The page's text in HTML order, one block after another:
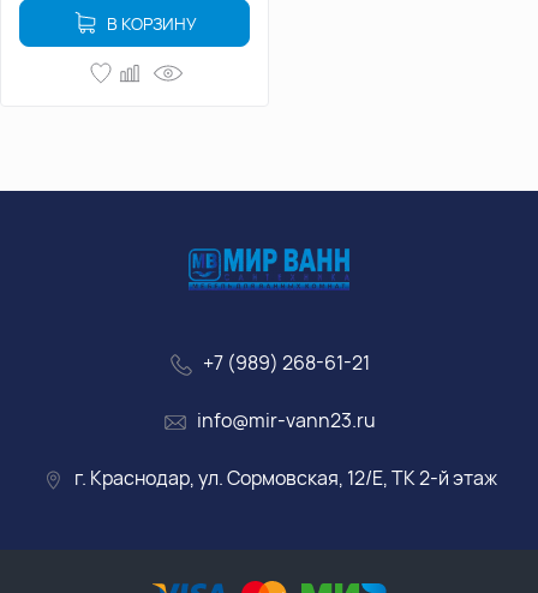
В КОРЗИНУ
+7 (989) 268-61-21
info@mir-vann23.ru
г. Краснодар, ул. Сормовская, 12/Е, ТК 2-й этаж